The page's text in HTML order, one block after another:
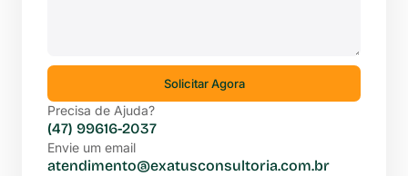
Solicitar Agora
Precisa de Ajuda?
(47) 99616-2037
Envie um email
atendimento@exatusconsultoria.com.br